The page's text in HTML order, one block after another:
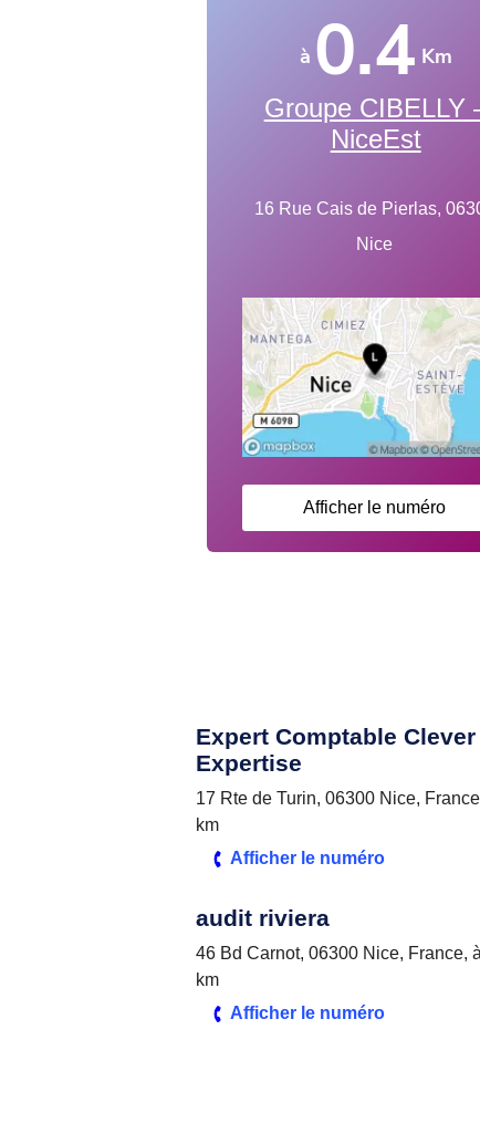
à 0.4 Km
Groupe CIBELLY
NiceEst
16 Rue Cais de Pierlas,
Nice
Afficher le numéro
Expert Comptable Clever
Expertise
17 Rte de Turin, 06300 Nice,
km
Afficher le numéro
audit riviera
46 Bd Carnot, 06300 Nice, France,
km
Afficher le numéro